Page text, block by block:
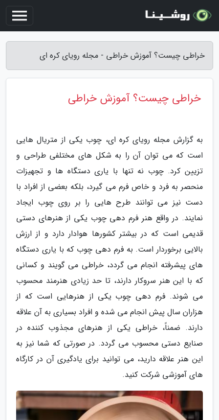
خراطی چیست؟ آموزش خراطی - مجله رویای کره ای
خراطی چیست؟ آموزش خراطی
به گزارش مجله رویای کره ای، چوب یکی از متریال هایی
است که می توان آن را به شکل های مختلفی طراحی و
تزیین کرد. چوب نه تنها با یاری دستگاه ها و تجهیزات
منحصر به فرد و خاص فرم می گیرد، بلکه بعضی از افراد با
دست نیز می توانند طرح هایی را بر روی چوب ایجاد
نمایند. در واقع هنر فرم دهی چوب یکی از هنرهای دستی
قدیمی است که در بیشتر کشورها هوادار دارد و از ارزش
بالایی برخوردار است. به فرم دهی چوب که با یاری دستگاه
های پیشرفته انجام می گردد، خراطی می گویند و کسانی
که با این هنر سروکار دارند، تا حد زیادی هنرمند محسوب
می شوند. فرم دهی چوب یکی از هنرهایی است که از
هزاران سال پیش انجام می شده و افراد بسیاری به آن علاقه
دارند. ضمناً، خراطی یکی از هنرهای مجذوب کننده در
صنایع دستی محسوب می گردد. در صورتی که شما نیز به
این هنر علاقه دارید، می توانید برای یادگیری آن در کارگاه
های آموزشی شرکت کنید.